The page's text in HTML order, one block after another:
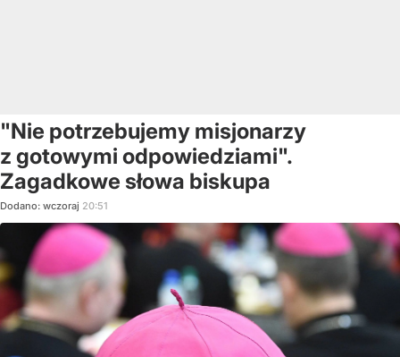
"Nie potrzebujemy misjonarzy
z gotowymi odpowiedziami".
Zagadkowe słowa biskupa
Dodano: wczoraj 20:51